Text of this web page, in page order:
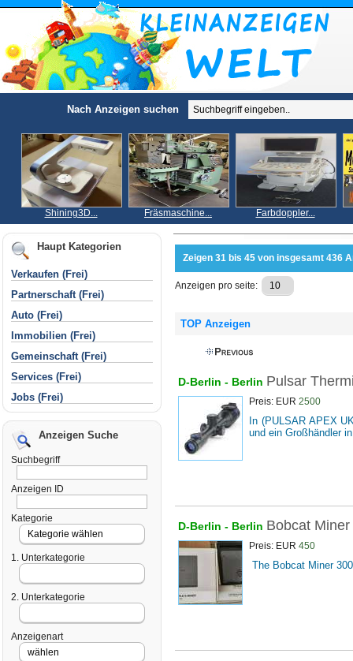
Nach Anzeigen suchen
Shining3D... Fräsmaschine... Farbdoppler...
Haupt Kategorien
Verkaufen (Frei)
Partnerschaft (Frei)
Auto (Frei)
Immobilien (Frei)
Gemeinschaft (Frei)
Services (Frei)
Jobs (Frei)
Anzeigen Suche
Suchbegriff
Anzeigen ID
Kategorie
1. Unterkategorie
2. Unterkategorie
Anzeigenart
Zeigen 31 bis 45 von insgesamt 436
Anzeigen pro seite:
TOP Anzeigen
D-Berlin - Berlin Pulsar
Preis: EUR 2500
In (PULSAR APEX
und ein Großhändler
D-Berlin - Berlin Bobcat
Preis: EUR 450
The Bobcat Miner